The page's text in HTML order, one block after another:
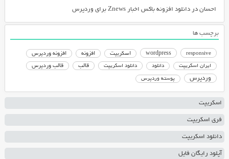
احساندر دانلود افزونه باکس اخبار Znews برای وردپرس
برچسب ها
responsive
wordpress اسکریپت افزونه افزونه وردپرس
ایران اسکریپت دانلود دانلود اسکریپت قالب قالب وردپرس
وردپرس پوسته وردپرس
اسکریپت
فری اسکریپت
دانلود اسکریپت
آپلود رایگان فایل